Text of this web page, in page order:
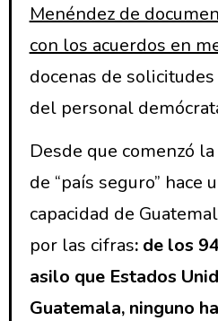
Menéndez de
con los acuerdos en
docenas de
del personal
Desde que comenzó
de “país seguro” hace
capacidad de
por las cifras: de los
asilo que Estados
Guatemala, ninguno